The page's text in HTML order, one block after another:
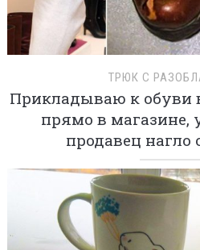
ТРЮК С
Прикладываю к обуви
прямо в магазине,
продавец нагло